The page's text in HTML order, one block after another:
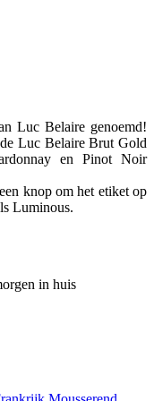
Luc Belaire genoemd!
Luc Belaire Brut Gold
en Pinot Noir
knop om het etiket op
Luminous.
in huis